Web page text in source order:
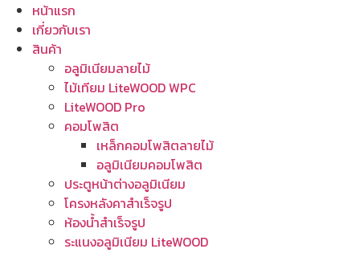
หน้าแรก
เกี่ยวกับเรา
สินค้า
อลูมิเนียมลายไม้
ไม้เทียม LiteWOOD WPC
LiteWOOD Pro
คอมโพสิต
เหล็กคอมโพสิตลายไม้
อลูมิเนียมคอมโพสิต
ประตูหน้าต่างอลูมิเนียม
โครงหลังคาสำเร็จรูป
ห้องน้ำสำเร็จรูป
ระแนงอลูมิเนียม LiteWOOD